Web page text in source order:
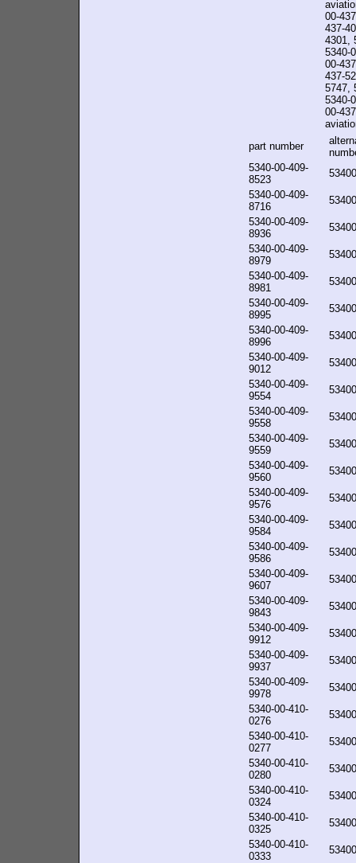
00-
437-
4301,
5340-
00-
437-
5747,
5340-
00-
part number
5340-00-409-
8523
5340-00-409-
8716
5340-00-409-
8936
5340-00-409-
8979
5340-00-409-
8981
5340-00-409-
8995
5340-00-409-
8996
5340-00-409-
9012
5340-00-409-
9554
5340-00-409-
9558
5340-00-409-
9559
5340-00-409-
9560
5340-00-409-
9576
5340-00-409-
9584
5340-00-409-
9586
5340-00-409-
9607
5340-00-409-
9843
5340-00-409-
9912
5340-00-409-
9937
5340-00-409-
9978
5340-00-410-
0276
5340-00-410-
0277
5340-00-410-
0280
5340-00-410-
0324
5340-00-410-
0325
5340-00-410-
0333